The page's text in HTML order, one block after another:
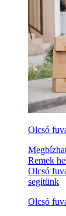
Olcsó
Remek
Olcsó
segítünk
Olcsó